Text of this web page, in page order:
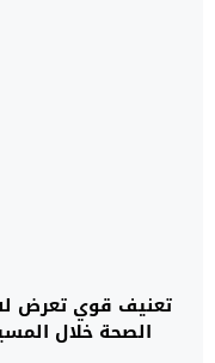
تعنيف قوي تعرض
الصحة خلال